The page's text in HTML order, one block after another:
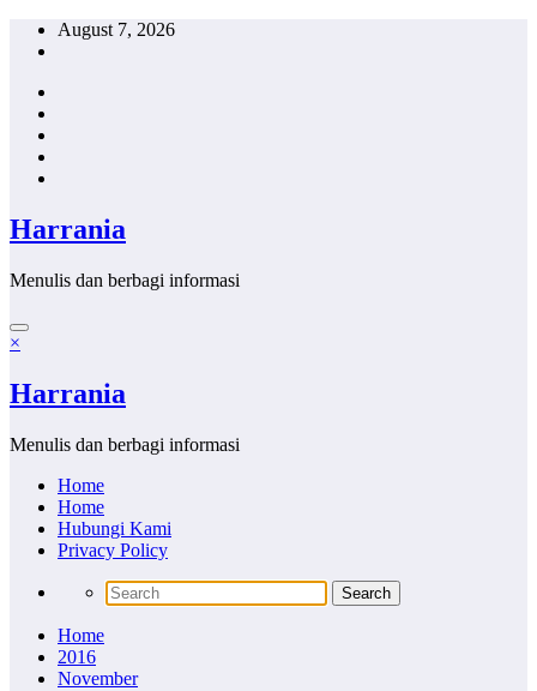
Skip
August 7, 2026
Harrania
Menulis dan berbagi informasi
×
Harrania
Menulis dan berbagi informasi
Home
Home
Hubungi Kami
Privacy Policy
Home
2016
November